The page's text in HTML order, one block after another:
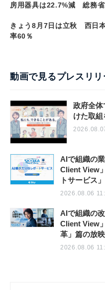
房用器具は22.7%減 総務
きょう8月7日は立秋 西日
率60％
動画で見るプレスリリ
政府全体
けた取
AIで組織の
Client View
トサービス
2026.08.06
AIで組織の
Client View
革」篇の放
2026.08.06